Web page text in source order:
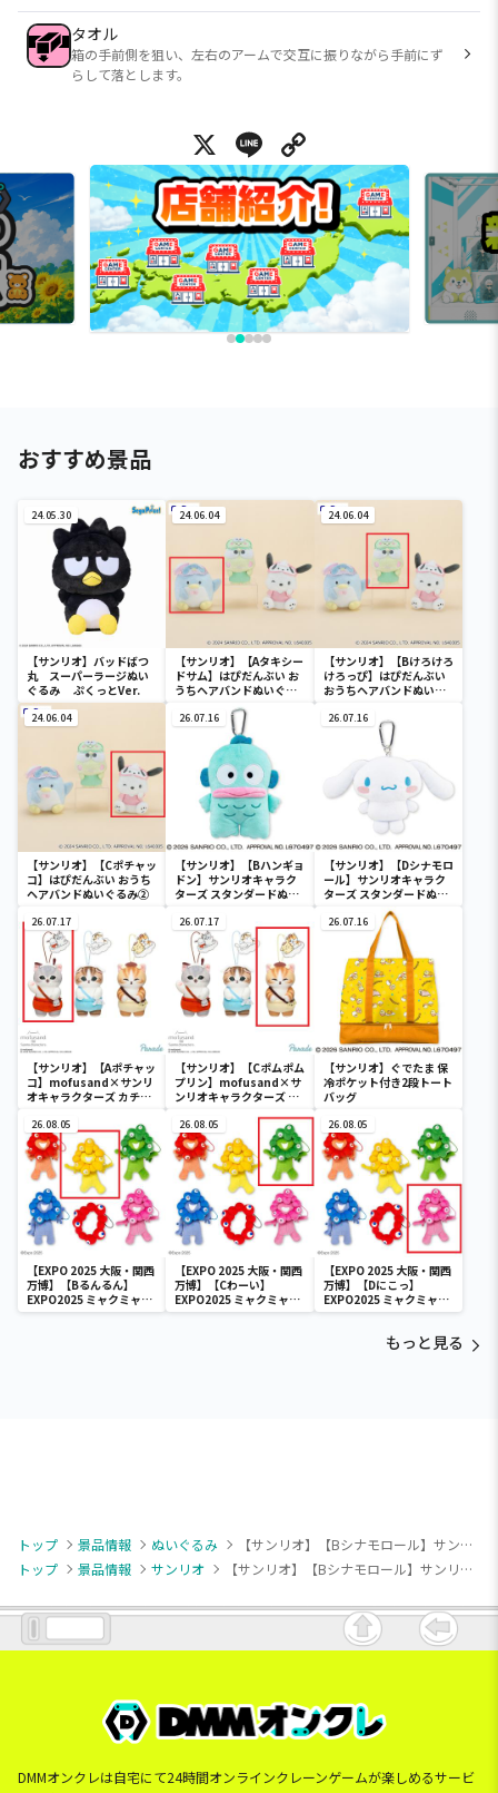
タオル
箱の手前側を狙い、左右のアームで交互に振りながら手前にず
らして落とします。
X Line
おすすめ景品
24.05.30
【サンリオ】バッドばつ
丸 スーパーラージぬい
ぐるみ ぷくっとVer.
24.06.04
【サンリオ】【Aタキシー
ドサム】はぴだんぶい お
うちヘアバンドぬいぐる
24.06.04
【サンリオ】【Bけろけろ
けろっぴ】はぴだんぶい
おうちヘアバンドぬいぐ
24.06.04
【サンリオ】【Cポチャッ
コ】はぴだんぶい おうち
ヘアバンドぬいぐるみ②
26.07.16
【サンリオ】【Bハンギョ
ドン】サンリオキャラク
ターズ スタンダードぬい
ース
26.07.16
【サンリオ】【Dシナモロ
ール】サンリオキャラク
ターズ スタンダードぬい
ぐるみリール付きパスケ
ース
26.07.17
【サンリオ】【Aポチャッ
コ】mofusand×サンリ
オキャラクターズ カチュ
26.07.17
【サンリオ】【Cポムポム
プリン】mofusand×サ
ンリオキャラクターズ カ
26.07.16
【サンリオ】ぐでたま 保
冷ポケット付き2段トート
バッグ
26.08.05
【EXPO 2025 大阪・関西
万博】【Bるんるん】
EXPO2025 ミャクミャク
カラフルゴム紐付きぬい
26.08.05
【EXPO 2025 大阪・関西
万博】【Cわーい】
EXPO2025 ミャクミャク
カラフルゴム紐付きぬい
26.08.05
【EXPO 2025 大阪・関西
万博】【Dにこっ】
EXPO2025 ミャクミャク
カラフルゴム紐付きぬい
もっと見る
トップ 景品情報 ぬいぐるみ
【サンリオ】【Bシナモロール】サンリオキャラクターズ ミルキーボア BIGぬいぐるみ～シナモロール・ポチャッコ・ハンギョドン～
トップ
景品情報 サンリオ 【サンリオ】【Bシナモロール】サンリオキャラクターズ ミルキーボア BIGぬいぐるみ～シナモロール・ポチャッコ・ハンギョドン～
DMMオンクレは自宅にて24時間オンラインクレーンゲームが楽しめるサービ